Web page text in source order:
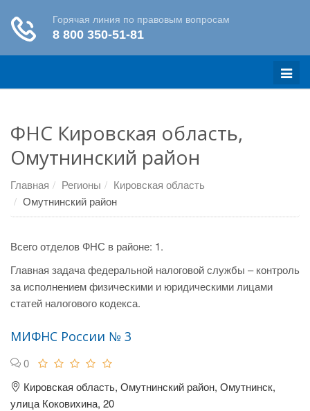
Меню
ФНС Кировская область,
Омутнинский район
Главная Регионы
Кировская область
Омутнинский район
Всего отделов ФНС в районе: 1.
Главная задача федеральной налоговой службы – контроль
за исполнением физическими и юридическими лицами
статей налогового кодекса.
МИФНС России № 3
0
Кировская область, Омутнинский район, Омутнинск,
улица Коковихина, 20